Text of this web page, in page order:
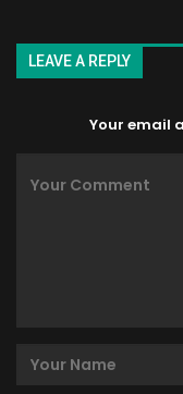
LEAVE A REPLY
Your email